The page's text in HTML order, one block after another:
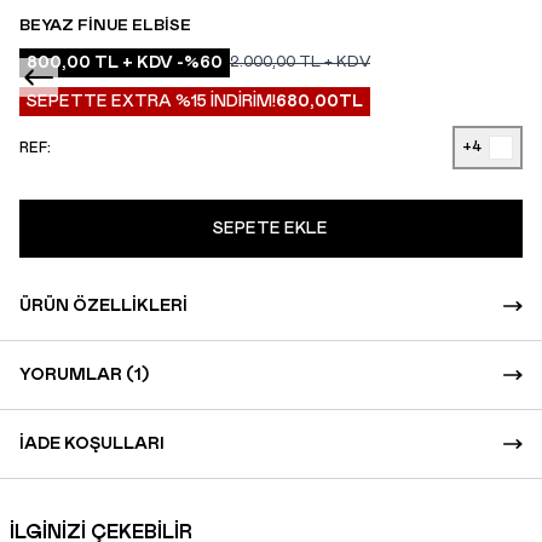
BEYAZ FINUE ELBISE
800,00 TL + KDV -%60 2.000,00TL + KDV
SEPETTE EXTRA %15 İNDİRİM!680,00TL
REF: +4
SEPETE EKLE
ÜRÜN ÖZELLIKLERI
YORUMLAR (1)
İADE KOŞULLARI
İLGİNİZİ ÇEKEBİLİR